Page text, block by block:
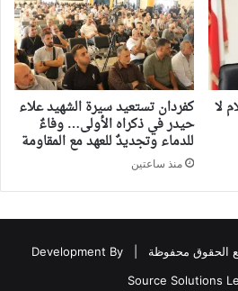
لا كفردان تستعيد سيرة الشهيد علاء
حيدر في ذكراه الأولى… وفاءٌ
للدماء وتجديدٌ للعهد مع المقاومة
منذ ساعتين
Development By
Source Solutions